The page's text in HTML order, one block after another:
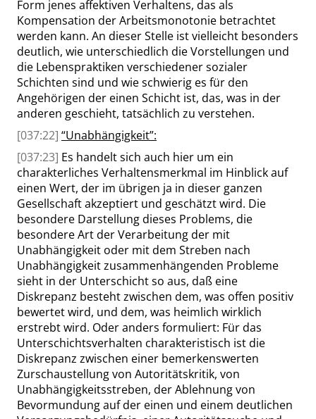
Form jenes affektiven Verhaltens, das als
Kompensation der Arbeitsmonotonie betrachtet
werden kann. An dieser Stelle ist vielleicht besonders
deutlich, wie unterschiedlich die Vorstellungen und
die Lebenspraktiken verschiedener sozialer
Schichten sind und wie schwierig es für den
Angehörigen der einen Schicht ist, das, was in der
anderen geschieht, tatsächlich zu verstehen.
[037:22] “Unabhängigkeit”:
[037:23] Es handelt sich auch hier um ein
charakterliches Verhaltensmerkmal im Hinblick auf
einen Wert, der im übrigen ja in dieser ganzen
Gesellschaft akzeptiert und geschätzt wird. Die
besondere Darstellung dieses Problems, die
besondere Art der Verarbeitung der mit
Unabhängigkeit oder mit dem Streben nach
Unabhängigkeit zusammenhängenden Probleme
sieht in der Unterschicht so aus, daß eine
Diskrepanz besteht zwischen dem, was offen positiv
bewertet wird, und dem, was heimlich wirklich
erstrebt wird. Oder anders formuliert: Für das
Unterschichtsverhalten charakteristisch ist die
Diskrepanz zwischen einer bemerkenswerten
Zurschaustellung von Autoritätskritik, von
Unabhängigkeitsstreben, der Ablehnung von
Bevormundung auf der einen und einem deutlichen